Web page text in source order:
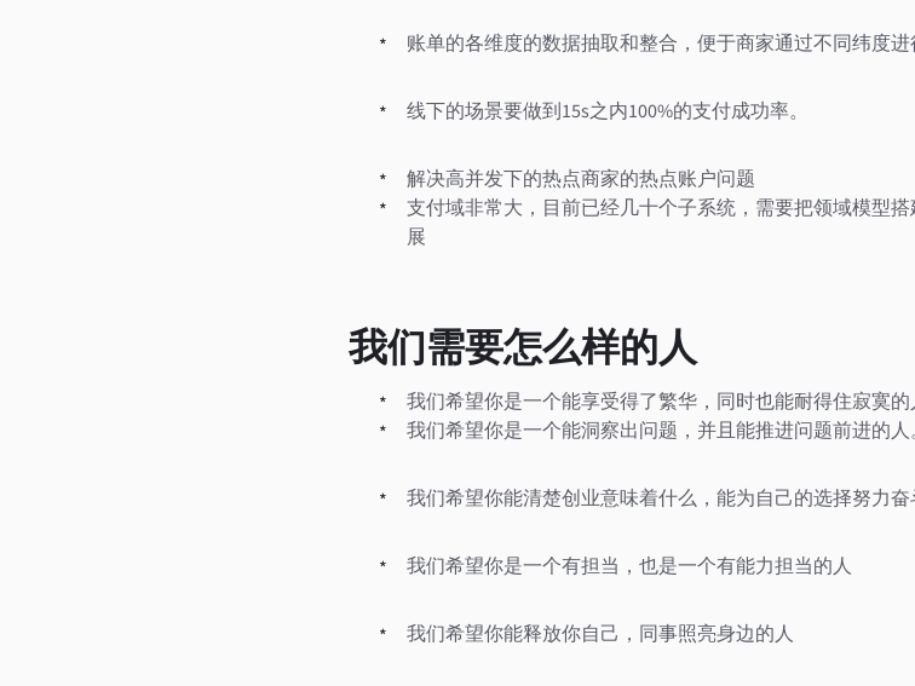
账单的各维度的数据抽取和整合，便于商家通过不同纬度进
线下的场景要做到15s之内100%的支付成功率。
解决高并发下的热点商家的热点账户问题
支付域非常大，目前已经几十个子系统，需要把领域模型
展
我们需要怎么样的人
我们希望你是一个能享受得了繁华，同时也能耐得住寂寞的
我们希望你是一个能洞察出问题，并且能推进问题前进的人
我们希望你能清楚创业意味着什么，能为自己的选择努力奋
我们希望你是一个有担当，也是一个有能力担当的人
我们希望你能释放你自己，同事照亮身边的人